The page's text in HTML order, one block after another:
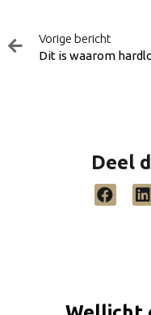
Vorige bericht
Deel